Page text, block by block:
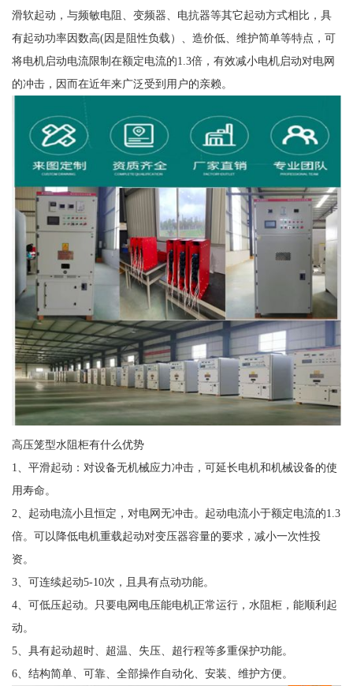
滑软起动，与频敏电阻、变频器、电抗器等其它起动方式相比，具
有起动功率因数高(因是阻性负载）、造价低、维护简单等特点，可
将电机启动电流限制在额定电流的1.3倍，有效减小电机启动对电网
的冲击，因而在近年来广泛受到用户的亲赖。
高压笼型水阻柜有什么优势
1、平滑起动：对设备无机械应力冲击，可延长电机和机械设备的使
用寿命。
2、起动电流小且恒定，对电网无冲击。起动电流小于额定电流的1.3
倍。可以降低电机重载起动对变压器容量的要求，减小一次性投
资。
3、可连续起动5-10次，且具有点动功能。
4、可低压起动。只要电网电压能电机正常运行，水阻柜，能顺利起
动。
5、具有起动超时、超温、失压、超行程等多重保护功能。
6、结构简单、可靠、全部操作自动化、安装、维护方便。